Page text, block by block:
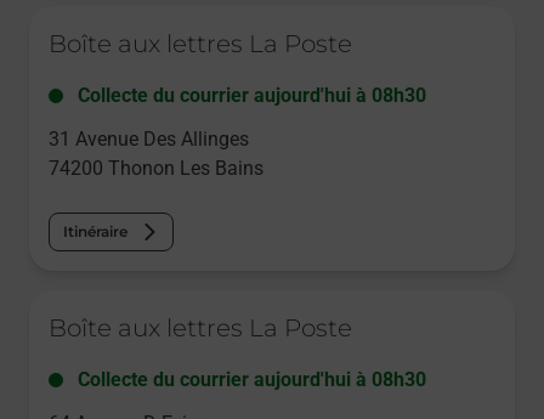
Boîte aux lettres La Poste
Collecte du courrier aujourd'hui à 08h30
31 Avenue Des Allinges
74200 Thonon Les Bains
Itinéraire
Boîte aux lettres La Poste
Collecte du courrier aujourd'hui à 08h30